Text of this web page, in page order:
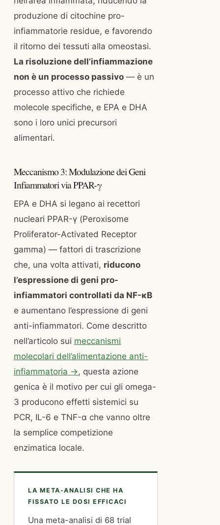
produzione di citochine pro-
infiammatorie residue, e favorendo
il ritorno dei tessuti alla omeostasi.
La risoluzione dell’infiammazione
non è un processo passivo — è un
processo attivo che richiede
molecole specifiche, e EPA e DHA
sono i loro unici precursori
alimentari.
Meccanismo 3: Modulazione dei Geni
Infiammatori via PPAR-γ
EPA e DHA si legano ai recettori
nucleari PPAR-γ (Peroxisome
Proliferator-Activated Receptor
gamma) — fattori di trascrizione
che, una volta attivati, riducono
l’espressione di geni pro-
infiammatori controllati da NF-κB
e aumentano l’espressione di geni
anti-infiammatori. Come descritto
nell’articolo sui meccanismi
molecolari dell’alimentazione anti-
infiammatoria →, questa azione
genica è il motivo per cui gli omega-
3 producono effetti sistemici su
PCR, IL-6 e TNF-α che vanno oltre
la semplice competizione
enzimatica locale.
LA META-ANALISI CHE HA
FISSATO LE DOSI EFFICACI
Una meta-analisi di 68 trial